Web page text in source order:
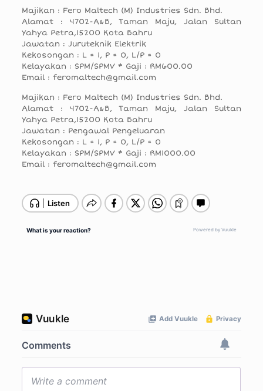
Majikan : Fero Maltech (M) Industries Sdn. Bhd.
Alamat : 4702-A&B, Taman Maju, Jalan Sultan
Yahya Petra,15200 Kota Bahru
Jawatan : Juruteknik Elektrik
Kekosongan : L = 1, P = 0, L/P = 0
Kelayakan : SPM/SPMV * Gaji : RM600.00
Email : feromaltech@gmail.com
Majikan : Fero Maltech (M) Industries Sdn. Bhd.
Alamat : 4702-A&B, Taman Maju, Jalan Sultan
Yahya Petra,15200 Kota Bahru
Jawatan : Pengawal Pengeluaran
Kekosongan : L = 1, P = 0, L/P = 0
Kelayakan : SPM/SPMV * Gaji : RM1000.00
Email : feromaltech@gmail.com